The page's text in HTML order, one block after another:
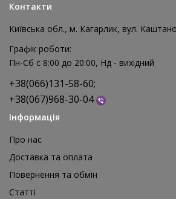
Реквізит для аніматора Мішки для
Контакти
Київська обл., м. Кагарлик, вул.
Графік роботи:
Пн-Сб с 8:00 до 20:00, Нд - вихідний
+38(066)131-58-60;
+38(067)968-30-04
Інформація
Про нас
Доставка та оплата
Повернення та обмін
Статті